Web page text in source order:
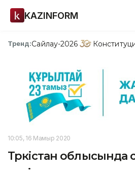
KAZINFORM
Тренд:Сайлау-2026
10:05, 16 Мамыр 2020
Түркістан облысында